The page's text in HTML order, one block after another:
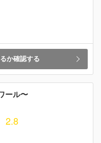
か確認する
ール〜
2.8